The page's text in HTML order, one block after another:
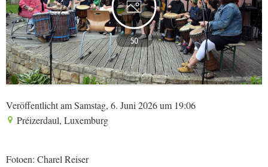
50
Veröffentlicht am Samstag, 6. Juni 2026 um 19:06
Préizerdaul, Luxemburg
Fotoen: Charel Reiser